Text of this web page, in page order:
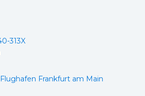
313X
Frankfurt am Main